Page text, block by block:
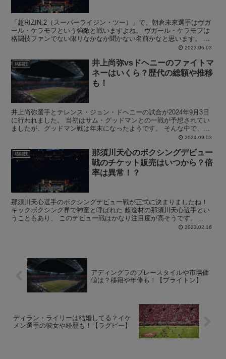
「超RIZIN.2（スーパーライジン・ツー）」で、朝倉未來選手はヴガ
ール・ケラモフという強敵と戦いますよね。 ヴガール・ケラモフは
格闘技ファンでない限りなかなか聞かない名前かなと思います。 そ
2023.06.03
格闘技
井上尚弥vsドヘニーのファイトマ
ネーはいくら？歴代の総額や推移
も！
井上尚弥選手とテレンス・ジョン・ドヘニーの試合が2024年9月3日
に行われました。 当初はサム・グッドマンとの一戦が予想されてい
ましたが、グッドマン戦は年末になったようです。 そんな中で、井
2024.09.03
格闘技
那須川天心のボクシングデビュー
戦のチケット販売はいつから？倍
率は異常！？
那須川天心選手のボクシングデビュー戦が正式に決まりましたね！
キックボクシング界で神童と呼ばれた 超逸材の那須川天心選手とい
うこともあり、 このデビュー戦はかなり注目度が高そうです。
2023.02.16
アディングラのプレースタイルや市場価
値は？移籍や年俸も！【ブライトン】
ディラン・ライリーは結婚してる？イケ
メン選手の彼女や経歴も！【ラグビー】